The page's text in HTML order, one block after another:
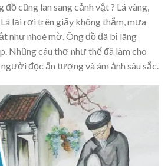
đồ cũng lan sang cảnh vật ? Lá vàng,
lại rơi trên giấy không thắm, mưa
như nhoè mờ. Ông đồ đã bị lãng
Nhũng câu thơ như thế đã làm cho
đọc ấn tượng và ám ảnh sâu sắc.